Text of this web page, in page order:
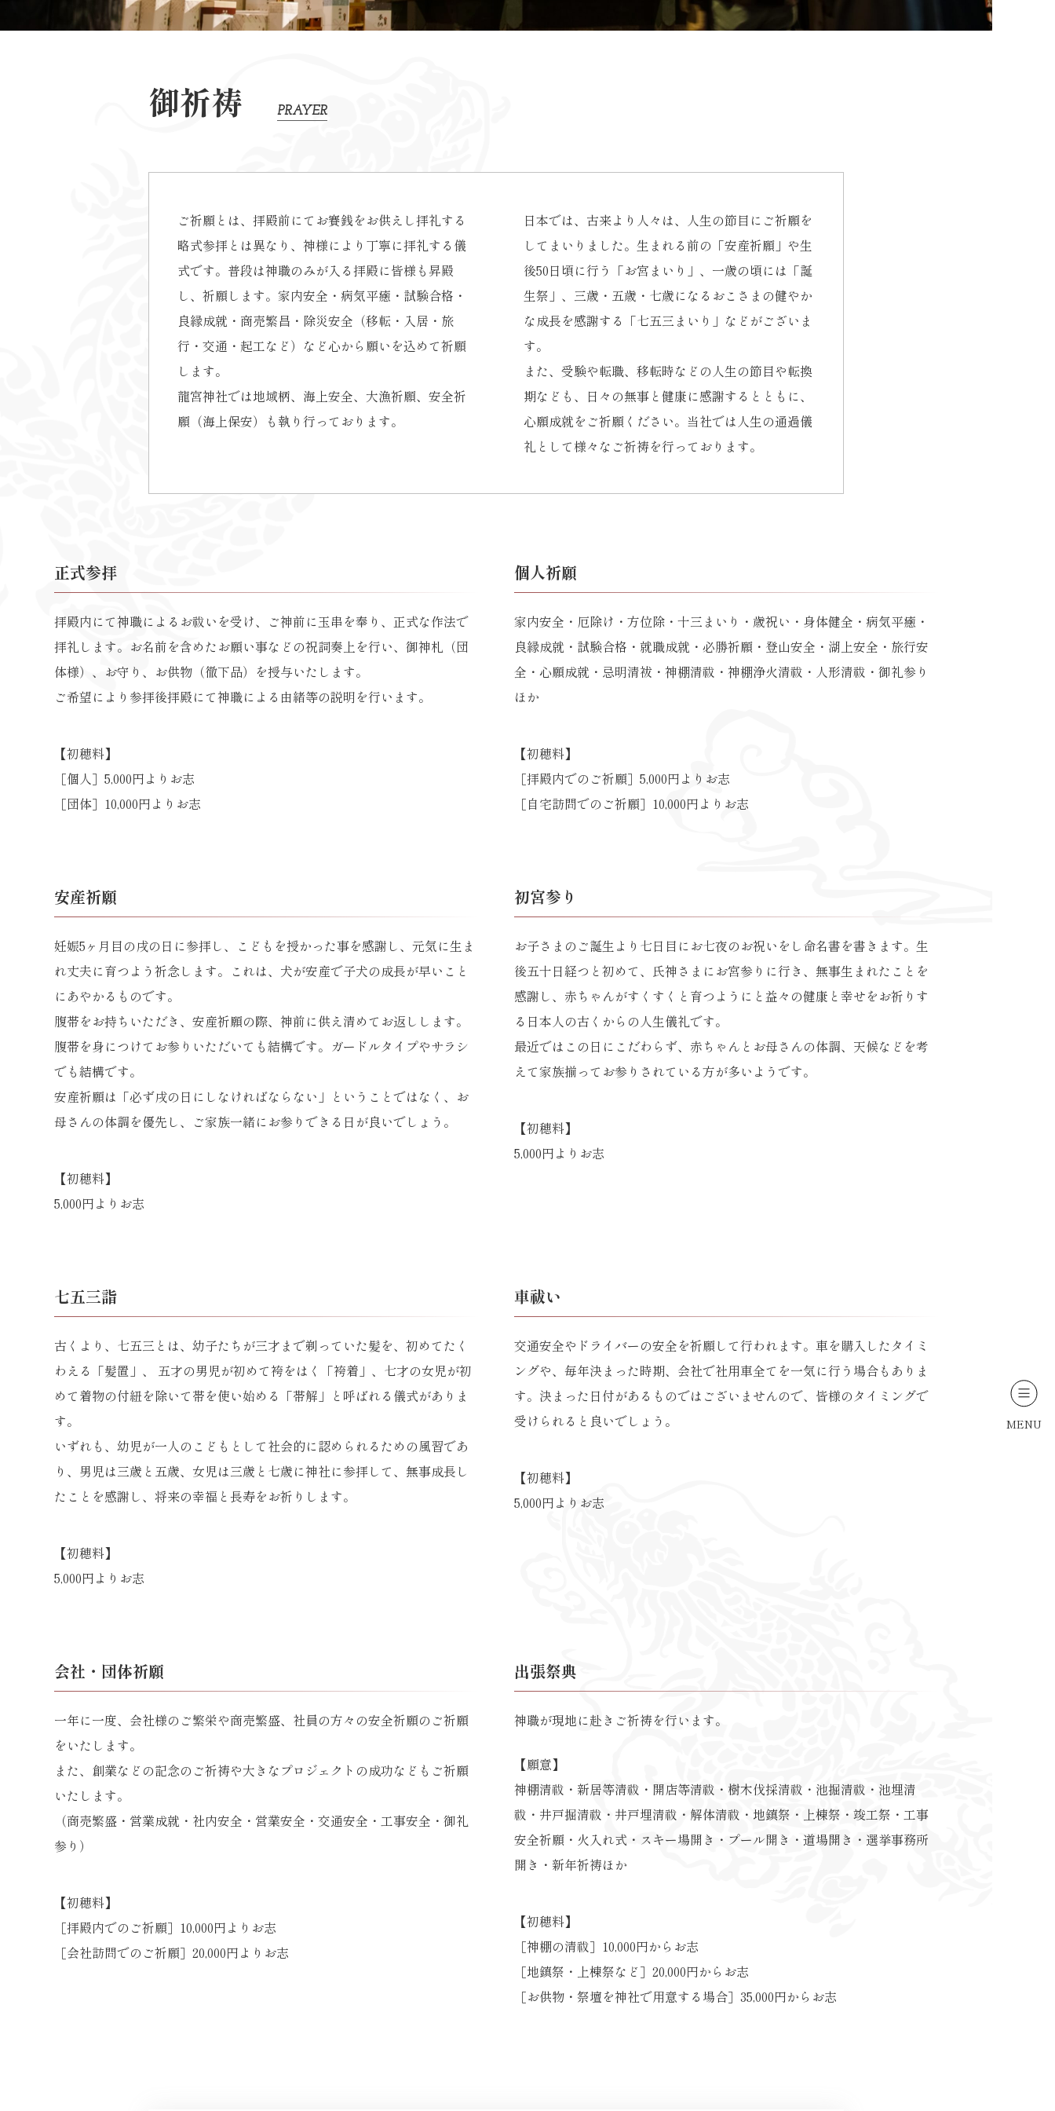
MENU
御祈祷 PRAYER
ご祈願とは、拝殿前にてお賽銭をお供えし拝礼する
略式参拝とは異なり、神様により丁寧に拝礼する儀
式です。普段は神職のみが入る拝殿に皆様も昇殿
し、祈願します。家内安全・病気平癒・試験合格・
良縁成就・商売繁昌・除災安全（移転・入居・旅
行・交通・起工など）など心から願いを込めて祈願
します。
龍宮神社では地域柄、海上安全、大漁祈願、安全祈
願（海上保安）も執り行っております。
日本では、古来より人々は、人生の節目にご祈願を
してまいりました。生まれる前の「安産祈願」や生
後50日頃に行う「お宮まいり」、一歳の頃には「誕
生祭」、三歳・五歳・七歳になるおこさまの健やか
な成長を感謝する「七五三まいり」などがございま
す。
また、受験や転職、移転時などの人生の節目や転換
期なども、日々の無事と健康に感謝するとともに、
心願成就をご祈願ください。当社では人生の通過儀
礼として様々なご祈祷を行っております。
正式参拝
拝殿内にて神職によるお祓いを受け、ご神前に玉串を奉り、正式な作法で
拝礼します。お名前を含めたお願い事などの祝詞奏上を行い、御神札（団
体様）、お守り、お供物（徹下品）を授与いたします。
ご希望により参拝後拝殿にて神職による由緒等の説明を行います。
【初穂料】
［個人］ 5,000円よりお志
［団体］ 10,000円よりお志
個人祈願
家内安全・厄除け・方位除・十三まいり・歳祝い・身体健全・病気平癒・
良縁成就・試験合格・就職成就・必勝祈願・登山安全・湖上安全・旅行安
全・心願成就・忌明清袚・神棚清祓・神棚浄火清祓・人形清祓・御礼参り
ほか
【初穂料】
［拝殿内でのご祈願］ 5,000円よりお志
［自宅訪問でのご祈願］ 10,000円よりお志
安産祈願
妊娠5ヶ月目の戌の日に参拝し、こどもを授かった事を感謝し、元気に生ま
れ丈夫に育つよう祈念します。これは、犬が安産で子犬の成長が早いこと
にあやかるものです。
腹帯をお持ちいただき、安産祈願の際、神前に供え清めてお返しします。
腹帯を身につけてお参りいただいても結構です。ガードルタイプやサラシ
でも結構です。
安産祈願は「必ず戌の日にしなければならない」ということではなく、お
母さんの体調を優先し、ご家族一緒にお参りできる日が良いでしょう。
【初穂料】
5,000円よりお志
初宮参り
お子さまのご誕生より七日目にお七夜のお祝いをし命名書を書きます。生
後五十日経つと初めて、氏神さまにお宮参りに行き、無事生まれたことを
感謝し、赤ちゃんがすくすくと育つようにと益々の健康と幸せをお祈りす
る日本人の古くからの人生儀礼です。
最近ではこの日にこだわらず、赤ちゃんとお母さんの体調、天候などを考
えて家族揃ってお参りされている方が多いようです。
【初穂料】
5,000円よりお志
七五三詣
古くより、七五三とは、幼子たちが三才まで剃っていた髪を、初めてたく
わえる「髪置」、 五才の男児が初めて袴をはく「袴着」、七才の女児が初
めて着物の付紐を除いて帯を使い始める「帯解」と呼ばれる儀式がありま
す。
いずれも、幼児が一人のこどもとして社会的に認められるための風習であ
り、男児は三歳と五歳、女児は三歳と七歳に神社に参拝して、無事成長し
たことを感謝し、将来の幸福と長寿をお祈りします。
【初穂料】
5,000円よりお志
車祓い
交通安全やドライバーの安全を祈願して行われます。車を購入したタイミ
ングや、毎年決まった時期、会社で社用車全てを一気に行う場合もありま
す。決まった日付があるものではございませんので、皆様のタイミングで
受けられると良いでしょう。
【初穂料】
5,000円よりお志
会社・団体祈願
一年に一度、会社様のご繁栄や商売繁盛、社員の方々の安全祈願のご祈願
をいたします。
また、創業などの記念のご祈祷や大きなプロジェクトの成功などもご祈願
いたします。
（商売繁盛・営業成就・社内安全・営業安全・交通安全・工事安全・御礼
参り）
【初穂料】
［拝殿内でのご祈願］ 10,000円よりお志
［会社訪問でのご祈願］ 20,000円よりお志
出張祭典
神職が現地に赴きご祈祷を行います。
【願意】
神棚清祓・新居等清祓・開店等清祓・樹木伐採清祓・池掘清祓・池埋清
祓・井戸掘清祓・井戸埋清祓・解体清祓・地鎮祭・上棟祭・竣工祭・工事
安全祈願・火入れ式・スキー場開き・プール開き・道場開き・選挙事務所
開き・新年祈祷ほか
【初穂料】
［神棚の清祓］ 10,000円からお志
［地鎮祭・上棟祭など］ 20,000円からお志
［お供物・祭壇を神社で用意する場合］ 35,000円からお志